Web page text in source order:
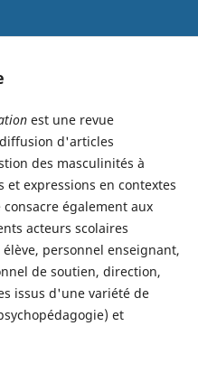
est une revue
d'articles
des masculinités à
expressions en contextes
également aux
acteurs scolaires
personnel enseignant,
de soutien, direction,
issus d'une variété de
et